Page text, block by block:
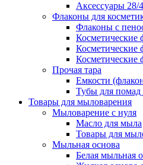
Аксессуары 28/
Флаконы для
Флаконы с
Косметические
Косметические
Косметические
Прочая тара
Емкости
Тубы для помад
Товары для мыловарения
Мыловарение с нуля
Масло для мыла
Товары для
Мыльная основа
Белая мыльная